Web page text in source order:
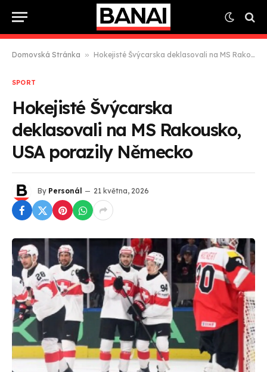
Domovská Stránka » Hokejisté Švýcarska deklasovali na MS Rakousko, USA porazily Německo
SPORT
Hokejisté Švýcarska
deklasovali na MS Rakousko,
USA porazily Německo
By Personál 21 května, 2026